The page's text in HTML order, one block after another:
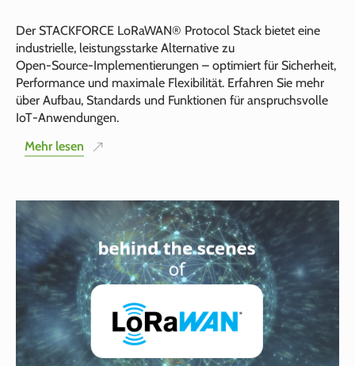
Der STACKFORCE LoRaWAN® Protocol Stack bietet eine
industrielle, leistungsstarke Alternative zu
Open‑Source‑Implementierungen – optimiert für Sicherheit,
Performance und maximale Flexibilität. Erfahren Sie mehr
über Aufbau, Standards und Funktionen für anspruchsvolle
IoT‑Anwendungen.
Mehr lesen